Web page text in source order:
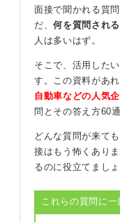
面接で正直に「ま
る場合、誠実さは
とられるリスクがあ
そのため何をした
りたい自分に視点
アの方向性を具体
化に対応できる問
を指導できるリー
長意欲と貢献意欲
未定でも熱意で
面接で聞かれる質
だ、何を質問され
人は多いはず。
そこで、活用した
す。この資料があ
自動車などの人気
問とその答え方60
どんな質問が来て
接はもう怖くあり
るのに役立てましょ
これらの質問に